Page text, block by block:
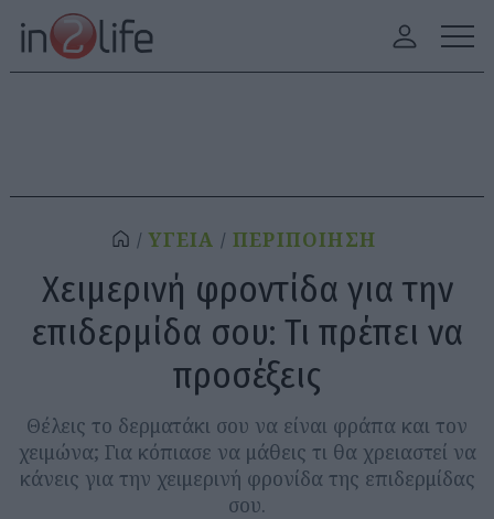
ΥΓΕΙΑ ΠΕΡΙΠΟΙΗΣΗ
Χειμερινή φροντίδα για την
επιδερμίδα σου: Τι πρέπει να
προσέξεις
Θέλεις το δερματάκι σου να είναι φράπα και τον
χειμώνα; Για κόπιασε να μάθεις τι θα χρειαστεί να
κάνεις για την χειμερινή φρονίδα της επιδερμίδας
σου.